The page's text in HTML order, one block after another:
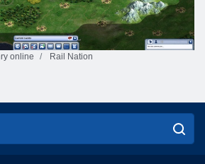
online Rail Nation